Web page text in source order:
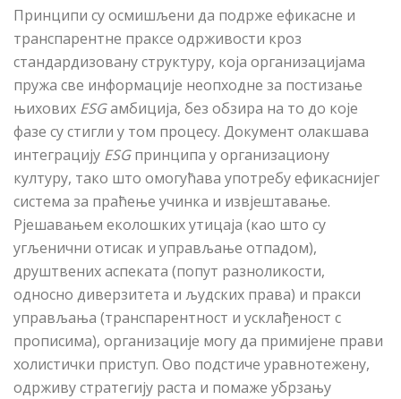
Принципи су осмишљени да подрже ефикасне и
транспарентне праксе одрживости кроз
стандардизовану структуру, која организацијама
пружа све информације неопходне за постизање
њихових ESGамбиција, без обзира на то до које
фазе су стигли у том процесу. Документ олакшава
интеграцију ESGпринципа у организациону
културу, тако што омогућава употребу ефикаснијег
система за праћење учинка и извјештавање.
Рјешавањем еколошких утицаја (као што су
угљенични отисак и управљање отпадом),
друштвених аспеката (попут разноликости,
односно диверзитета и људских права) и пракси
управљања (транспарентност и усклађеност с
прописима), организације могуда примијене прави
холистички приступ. Ово подстиче уравнотежену,
одрживу стратегију раста и помаже убрзању